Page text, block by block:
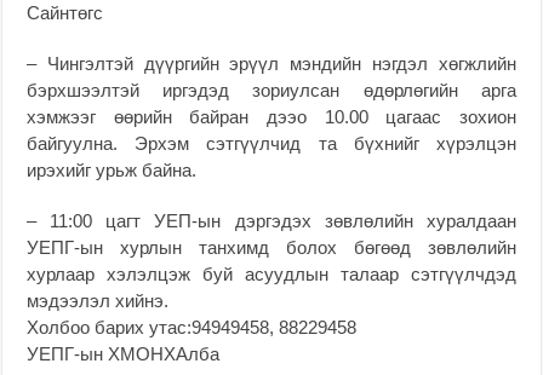
Сайнтөгс
– Чингэлтэй дүүргийн эрүүл мэндийн нэгдэл хөгжлийн
бэрхшээлтэй иргэдэд зориулсан өдөрлөгийн арга
хэмжээг өөрийн байран дээо 10.00 цагаас зохион
байгуулна. Эрхэм сэтгүүлчид та бүхнийг хүрэлцэн
ирэхийг урьж байна.
– 11:00 цагт УЕП-ын дэргэдэх зөвлөлийн хуралдаан
УЕПГ-ын хурлын танхимд болох бөгөөд зөвлөлийн
хурлаар хэлэлцэж буй асуудлын талаар сэтгүүлчдэд
мэдээлэл хийнэ.
Холбоо барих утас:94949458, 88229458
УЕПГ-ын ХМОНХАлба